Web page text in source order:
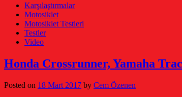
Karşılaştırmalar
Motosiklet
Motosiklet Testleri
Testler
Video
Honda Crossrunner, Yamaha
Posted on 18 Mart 2017 by Cem Özenen